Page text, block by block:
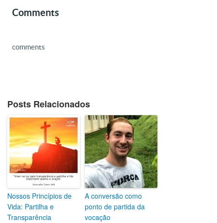
Comments
comments
Posts Relacionados
Nossos Princípios de
Vida: Partilha e
Transparência
A conversão como
ponto de partida da
vocação